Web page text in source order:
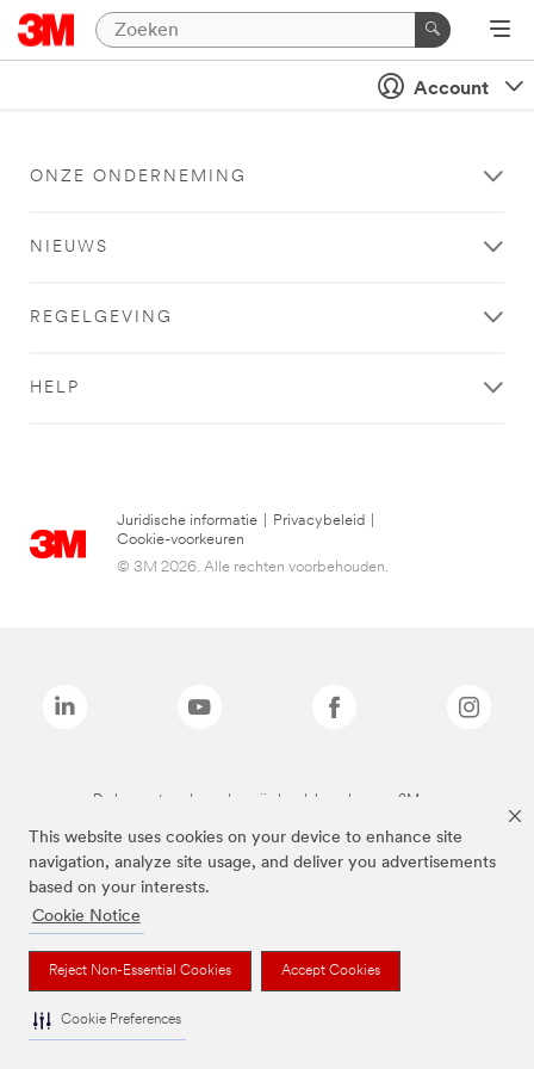
This website uses cookies on your device to enhance site
navigation, analyze site usage, and deliver you advertisements
based on your interests.
Cookie Notice
Reject Non-Essential Cookies Accept Cookies
Cookie Preferences
Account
ONZE ONDERNEMING
NIEUWS
REGELGEVING
HELP
Juridische informatie Privacybeleid
Cookie-voorkeuren
© 3M 2026. Alle rechten voorbehouden.
De bovenstaande merken zijn handelsmerken van 3M.we